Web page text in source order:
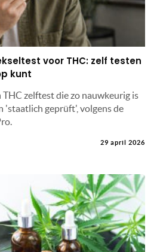
voor THC: zelf testen
kunt
THC zelftest die zo nauwkeurig is
'staatlich geprüft', volgens de
29 april 2026